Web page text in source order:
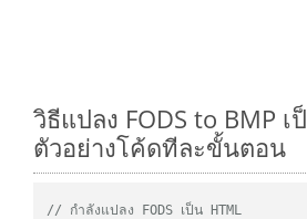
วิธีแปลง FODS to BMP เ
ตัวอย่างโค้ดทีละขั้นตอน
// กำลังแปลง FODS เป็น HTML